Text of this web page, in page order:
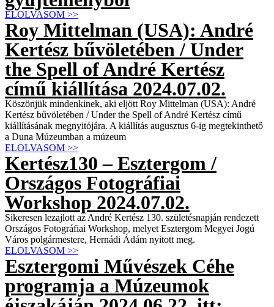
ELOLVASOM >>
Roy Mittelman (USA): André
Kertész bűvöletében / Under
the Spell of André Kertész
című kiállítása 2024.07.02.
Köszönjük mindenkinek, aki eljött Roy Mittelman (USA): André
Kertész bűvöletében / Under the Spell of André Kertész című
kiállításának megnyitójára. A kiállítás augusztus 6-ig megtekinthető
a Duna Múzeumban a múzeum
ELOLVASOM >>
Kertész130 – Esztergom /
Országos Fotográfiai
Workshop 2024.07.02.
Sikeresen lezajlott az André Kertész 130. születésnapján rendezett
Országos Fotográfiai Workshop, melyet Esztergom Megyei Jogú
Város polgármestere, Hernádi Ádám nyitott meg.
ELOLVASOM >>
Esztergomi Művészek Céhe
programja a Múzeumok